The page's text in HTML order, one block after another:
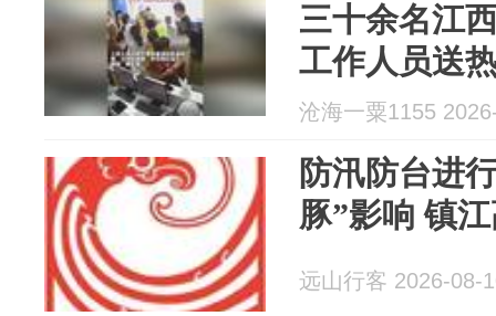
三十余名江
工作人员送
沧海一粟1155
防汛防台进
豚”影响 镇
远山行客 2026-08-